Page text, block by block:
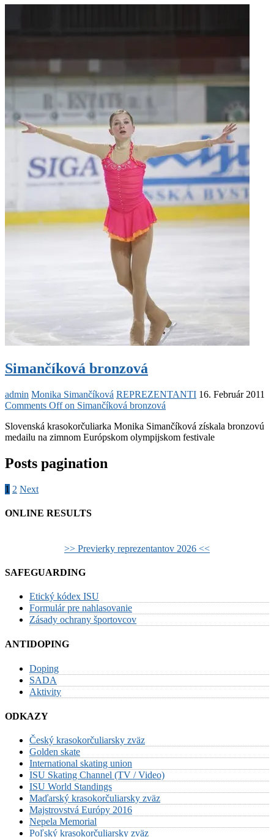
Simančíková bronzová
admin Monika Simančíková REPREZENTANTI 16. Február 2011
Comments Offon Simančíková bronzová
Slovenská krasokorčuliarka Monika Simančíková získala bronzovú
medailu na zimnom Európskom olympijskom festivale
Posts pagination
1 2 Next
ONLINE RESULTS
>> Previerky reprezentantov 2026 <<
SAFEGUARDING
Etický kódex ISU
Formulár pre nahlasovanie
Zásady ochrany športovcov
ANTIDOPING
Doping
SADA
Aktivity
ODKAZY
Český krasokorčuliarsky zväz
Golden skate
International skating union
ISU Skating Channel (TV / Video)
ISU World Standings
Maďarský krasokorčuliarsky zväz
Majstrovstvá Európy 2016
Nepela Memorial
Poľský krasokorčuliarsky zväz